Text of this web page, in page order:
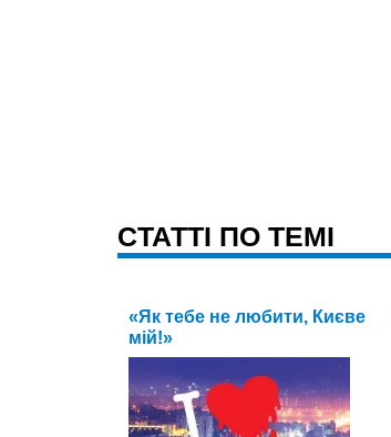
CТАТТІ ПО ТЕМІ
«Як тебе не любити, Києве
мій!»